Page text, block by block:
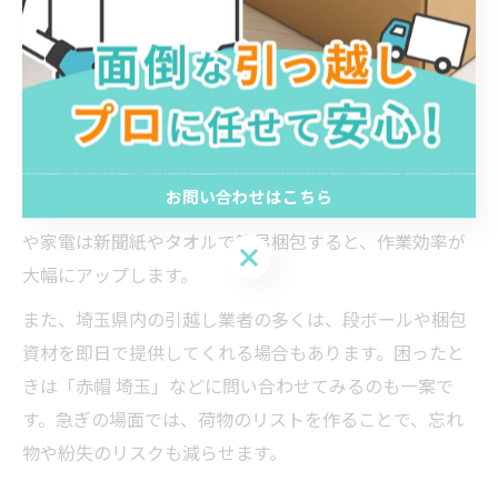
緊急時の荷造りをスムーズに進めるコツ
急な引っ越しでは、時間との戦いになります。効率的に
荷造りするためには、まず「必要なもの」と「不要なも
の」を素早く仕分けし、必要最小限の荷物だけを運ぶの
が基本です。衣類や日用品はまとめて袋に入れ、割れ物
や家電は新聞紙やタオルで簡易梱包すると、作業効率が
大幅にアップします。
また、埼玉県内の引越し業者の多くは、段ボールや梱包
資材を即日で提供してくれる場合もあります。困ったと
きは「赤帽 埼玉」などに問い合わせてみるのも一案で
す。急ぎの場面では、荷物のリストを作ることで、忘れ
物や紛失のリスクも減らせます。
お問い合わせはこちら
お問い合わせはこちら